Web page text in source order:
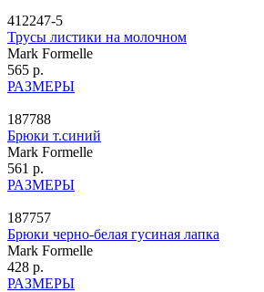
412247-5
Трусы листики на молочном
Mark Formelle
565 р.
РАЗМЕРЫ
187788
Брюки т.синий
Mark Formelle
561 р.
РАЗМЕРЫ
187757
Брюки черно-белая гусиная лапка
Mark Formelle
428 р.
РАЗМЕРЫ